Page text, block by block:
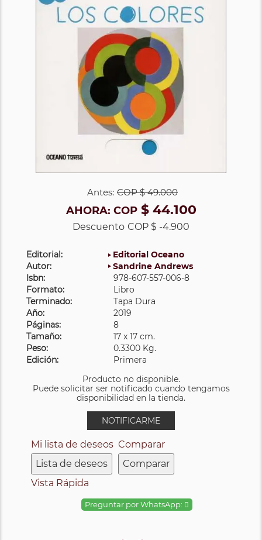
Antes: COP$ 49.000
AHORA: COP$ 44.100
Descuento COP $ -4.900
Editorial:
Editorial Oceano
Autor:
Sandrine Andrews
Isbn:
978-607-557-006-8
Formato:
Libro
Terminado:
Tapa Dura
Año:
2019
Páginas:
8
Tamaño:
17 x 17 cm.
Peso:
0.3300 Kg.
Edición:
Primera
Producto no disponible.
Puede solicitar ser notificado cuando tengamos
disponibilidad en la tienda.
NOTIFICARME
Mi lista de deseos
Lista de deseos
Comparar
Comparar
Vista Rápida
Preguntar por WhatsApp: